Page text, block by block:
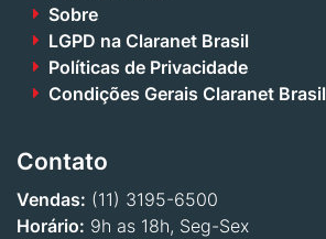
Sobre
LGPD na Claranet Brasil
Políticas de Privacidade
Condições Gerais Claranet Brasil
Contato
Vendas: (11) 3195-6500
Horário: 9h as 18h, Seg-Sex